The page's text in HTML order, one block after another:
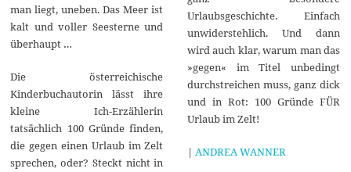
man liegt, uneben. Das Meer ist
kalt und voller Seesterne und
überhaupt …
Die österreichische
Kinderbuchautorin lässt ihre
kleine Ich-Erzählerin
tatsächlich 100 Gründe finden,
die gegen einen Urlaub im Zelt
sprechen, oder? Steckt nicht in
Urlaubsgeschichte. Einfach
unwiderstehlich. Und dann
wird auch klar, warum man das
»gegen« im Titel unbedingt
durchstreichen muss, ganz dick
und in Rot: 100 Gründe FÜR
Urlaub im Zelt!
| ANDREA WANNER